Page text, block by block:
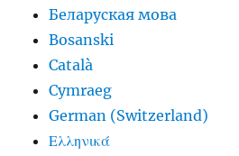
Беларуская мова
Bosanski
Català
Cymraeg
German (Switzerland)
Ελληνικά